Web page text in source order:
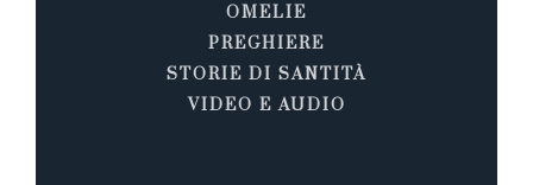
OMELIE
PREGHIERE
STORIE DI SANTITÀ
VIDEO E AUDIO